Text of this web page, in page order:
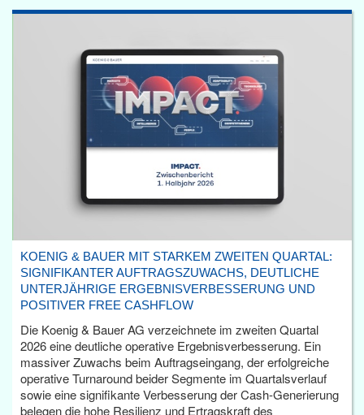
KOENIG & BAUER MIT STARKEM ZWEITEN QUARTAL:
SIGNIFIKANTER AUFTRAGSZUWACHS, DEUTLICHE
UNTERJÄHRIGE ERGEBNISVERBESSERUNG UND
POSITIVER FREE CASHFLOW
Die Koenig & Bauer AG verzeichnete im zweiten Quartal
2026 eine deutliche operative Ergebnisverbesserung. Ein
massiver Zuwachs beim Auftragseingang, der erfolgreiche
operative Turnaround beider Segmente im Quartalsverlauf
sowie eine signifikante Verbesserung der Cash-Generierung
belegen die hohe Resilienz und Ertragskraft des